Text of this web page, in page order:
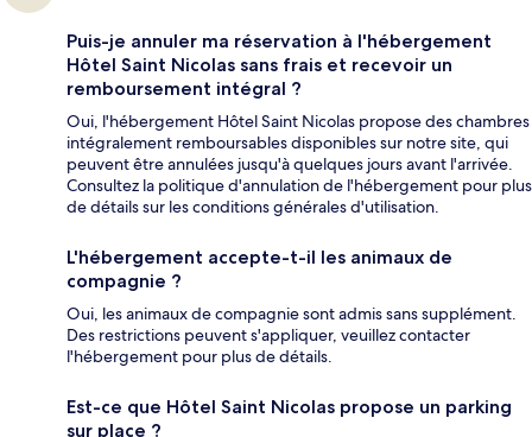
Puis-je annuler ma réservation à l'hébergement
Hôtel Saint Nicolas sans frais et recevoir un
remboursement intégral ?
Oui, l'hébergement Hôtel Saint Nicolas propose des chambres
intégralement remboursables disponibles sur notre site, qui
peuvent être annulées jusqu'à quelques jours avant l'arrivée.
Consultez la politique d'annulation de l'hébergement pour plus
de détails sur les conditions générales d'utilisation.
L'hébergement accepte-t-il les animaux de
compagnie ?
Oui, les animaux de compagnie sont admis sans supplément.
Des restrictions peuvent s'appliquer, veuillez contacter
l'hébergement pour plus de détails.
Est-ce que Hôtel Saint Nicolas propose un parking
sur place ?